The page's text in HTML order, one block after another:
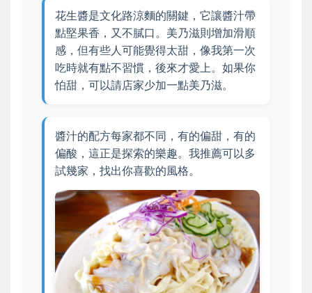
花生醬是文化路涼麵的關鍵，它讓醬汁帶
點堅果香，又不膩口。美乃滋則增加滑順
感，但有些人可能覺得太甜，像我第一次
吃時就有點不習慣，後來才愛上。如果你
怕甜，可以請店家少加一點美乃滋。
醬汁的配方每家都不同，有的偏甜，有的
偏酸，這正是探索的樂趣。我推薦可以多
試幾家，找出你喜歡的風格。